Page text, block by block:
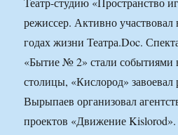
режиссер. Активно
годах жизни Театра.Doc.
«Бытие № 2» стали событиями
столицы, «Кислород» завоевал
Вырыпаев организовал
проектов «Движение